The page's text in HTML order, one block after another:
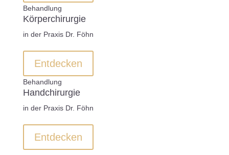
Behandlung
Körperchirurgie
in der Praxis Dr. Föhn
Entdecken
Behandlung
Handchirurgie
in der Praxis Dr. Föhn
Entdecken